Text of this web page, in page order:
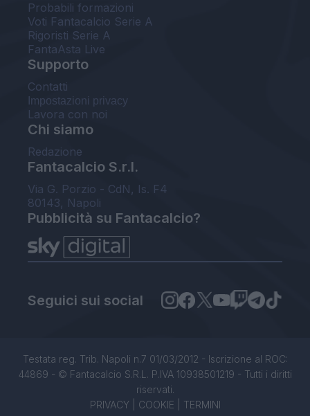
Probabili formazioni
Voti Fantacalcio Serie A
Rigoristi Serie A
FantaAsta Live
Supporto
Contatti
Impostazioni privacy
Lavora con noi
Chi siamo
Redazione
Fantacalcio S.r.l.
Via G. Porzio - CdN, Is. F4
80143, Napoli
Pubblicità su Fantacalcio?
Seguici sui social
Testata reg. Trib. Napoli n.7 01/03/2012 - Iscrizione al ROC:
44869 - © Fantacalcio S.R.L. P.IVA 10938501219 - Tutti i diritti
riservati.
PRIVACY| COOKIE TERMINI